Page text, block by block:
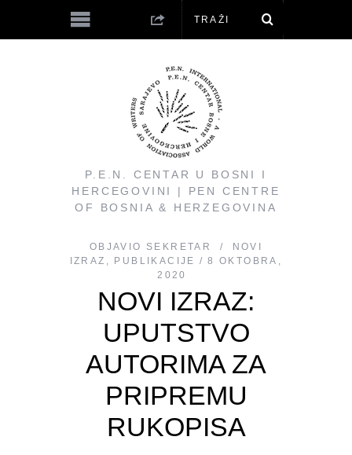
P.E.N. CENTAR U BOSNI I
HERCEGOVINI | PEN CENTRE
OF BOSNIA & HERZEGOVINA
OBJAVIO SEKRETAR
NOVI
IZRAZ , PUBLIKACIJE
8 OKTOBRA,
2020
NOVI IZRAZ:
UPUTSTVO
AUTORIMA ZA
PRIPREMU
RUKOPISA